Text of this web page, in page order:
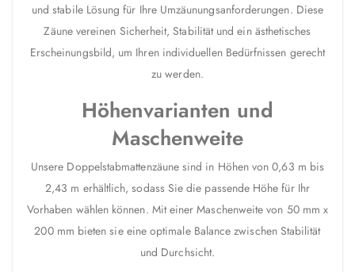
und stabile Lösung für Ihre Umzäunungsanforderungen. Diese
Zäune vereinen Sicherheit, Stabilität und ein ästhetisches
Erscheinungsbild, um Ihren individuellen Bedürfnissen gerecht
zu werden.
Höhenvarianten und
Maschenweite
Unsere Doppelstabmattenzäune sind in Höhen von 0,63 m bis
2,43 m erhältlich, sodass Sie die passende Höhe für Ihr
Vorhaben wählen können. Mit einer Maschenweite von 50 mm x
200 mm bieten sie eine optimale Balance zwischen Stabilität
und Durchsicht.